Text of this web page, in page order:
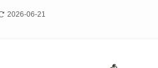
2026-06-21